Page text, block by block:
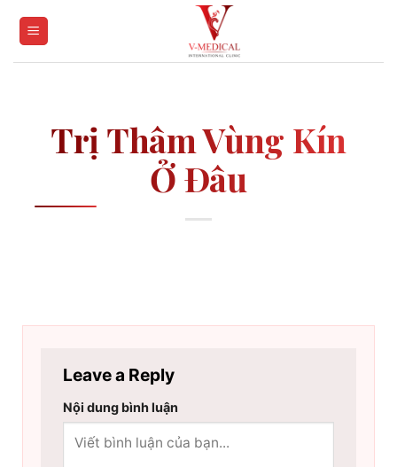
Trị Thâm Vùng Kín
Ở Đâu
Leave a Reply
Nội dung bình luận